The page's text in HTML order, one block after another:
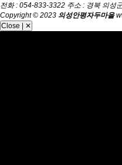
전화 : 054-833-3322 주소 : 경북 의성
Copyright © 2023 의성안평자두마을
Close | ✕